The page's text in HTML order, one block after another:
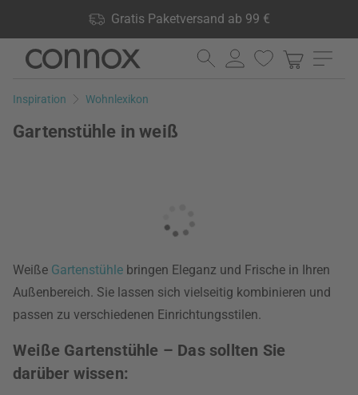
Gratis Paketversand ab 99 €
lagernd, 60 Tage Rückgaberecht
Direkt
Seiteninhalt
Direkt
Suchfeld
Inspiration Wohnlexikon
Gartenstühle in weiß
Weiße Gartenstühle bringen Eleganz und Frische in Ihren
Außenbereich. Sie lassen sich vielseitig kombinieren und
passen zu verschiedenen Einrichtungsstilen.
Weiße Gartenstühle – Das sollten Sie
darüber wissen: